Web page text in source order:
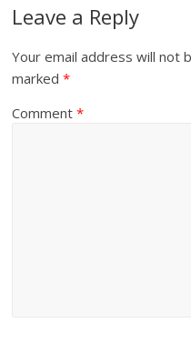
Leave a Reply
Your email address will not
marked*
Comment*